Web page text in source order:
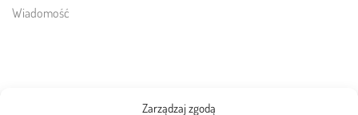
Zarządzaj zgodą